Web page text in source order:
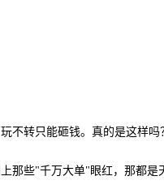
不转只能砸钱。真的是这样
那些"千万大单"眼红，那都是